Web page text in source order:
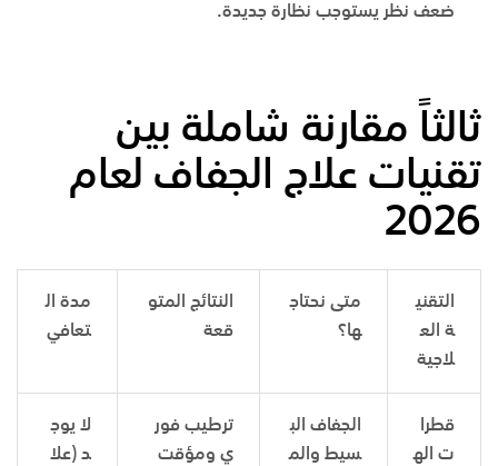
ضعف نظر يستوجب نظارة جديدة.
ثالثاً مقارنة شاملة بين
تقنيات علاج الجفاف لعام
2026
التقني
ة الع
لاجية
متى نحتاج
ها؟
النتائج المتو
قعة
مدة ال
تعافي
قطرا
ت اله
الجفاف الب
سيط والم
ترطيب فور
ي ومؤقت
لا يوج
د (علا